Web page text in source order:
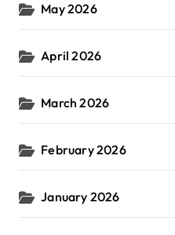
May 2026
April 2026
March 2026
February 2026
January 2026